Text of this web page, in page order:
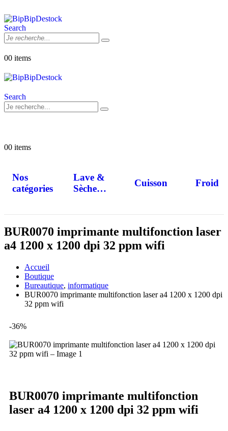
Search
00 items
Search
00 items
Nos
catégories
Lave &
Sèche
Cuisson Froid
BUR0070 imprimante multifonction laser
a4 1200 x 1200 dpi 32 ppm wifi
Accueil
Boutique
Bureautique, informatique
BUR0070 imprimante multifonction laser a4 1200 x 1200 dpi
32 ppm wifi
-36%
BUR0070 imprimante multifonction
laser a4 1200 x 1200 dpi 32 ppm wifi